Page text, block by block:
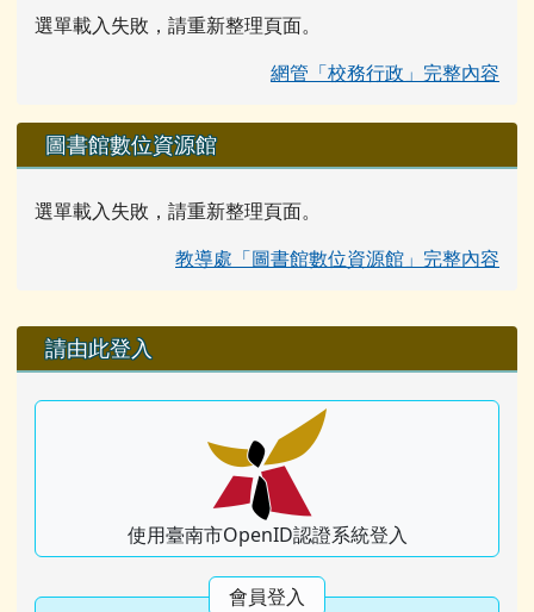
選單載入失敗，請重新整理頁面。
網管「校務行政」完整內容
圖書館數位資源館
選單載入失敗，請重新整理頁面。
教導處「圖書館數位資源館」完整內容
右邊區域內容
請由此登入
使用臺南市OpenID認證系統登入
會員登入